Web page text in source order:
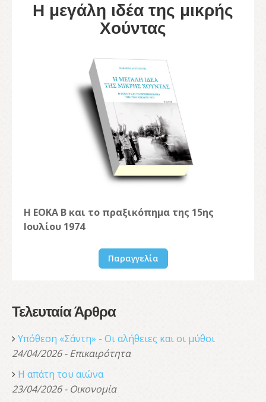
Η μεγάλη ιδέα της μικρής
Χούντας
Η ΕΟΚΑ Β και το πραξικόπημα της 15ης
Ιουλίου 1974
Παραγγελία
Τελευταία Άρθρα
Υπόθεση «Σάντη» - Οι αλήθειες και οι μύθοι
24/04/2026 - Επικαιρότητα
Η απάτη του αιώνα
23/04/2026 - Οικονομία